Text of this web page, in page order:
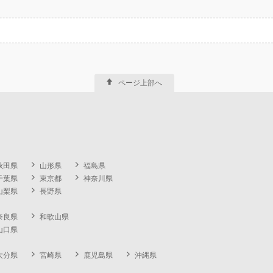
田県 山形県
福島県
葉県
東京都
神奈川県
梨県
長野県
良県
和歌山県
口県
分県 宮崎県 鹿児島県 沖縄県
ページ上部へ